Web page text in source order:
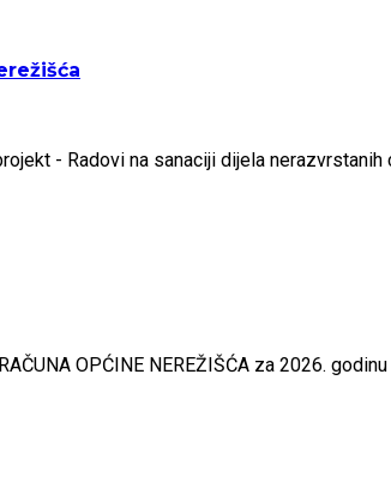
- Radovi na sanaciji dijela nerazvrstanih
OPĆINE NEREŽIŠĆA za 2026.